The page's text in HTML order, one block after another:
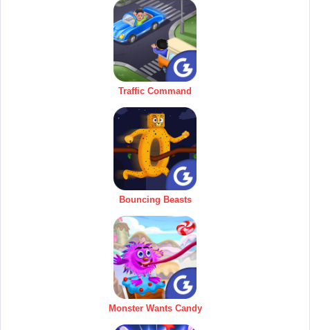
Traffic Command
Bouncing Beasts
Monster Wants Candy